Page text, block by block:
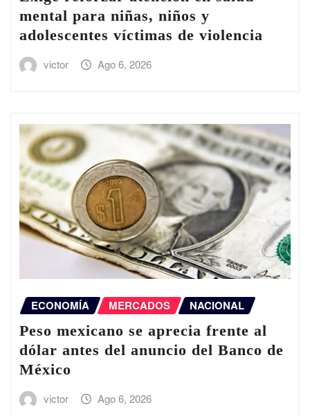
mental para niñas, niños y
adolescentes víctimas de violencia
victor Ago 6, 2026
ECONOMÍA MERCADOS NACIONAL
Peso mexicano se aprecia frente al
dólar antes del anuncio del Banco de
México
victor Ago 6, 2026